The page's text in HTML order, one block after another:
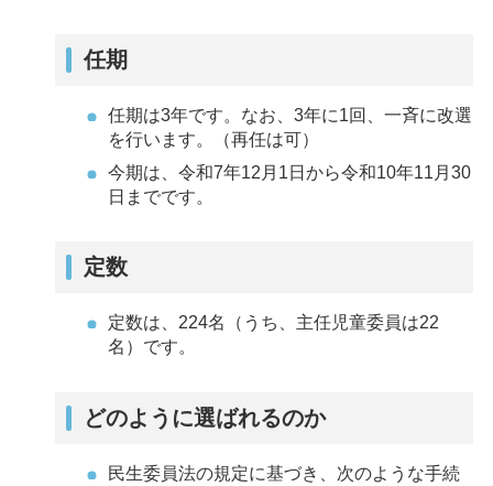
任期
任期は3年です。なお、3年に1回、一斉に改選
を行います。（再任は可）
今期は、令和7年12月1日から令和10年11月30
日までです。
定数
定数は、224名（うち、主任児童委員は22
名）です。
どのように選ばれるのか
民生委員法の規定に基づき、次のような手続